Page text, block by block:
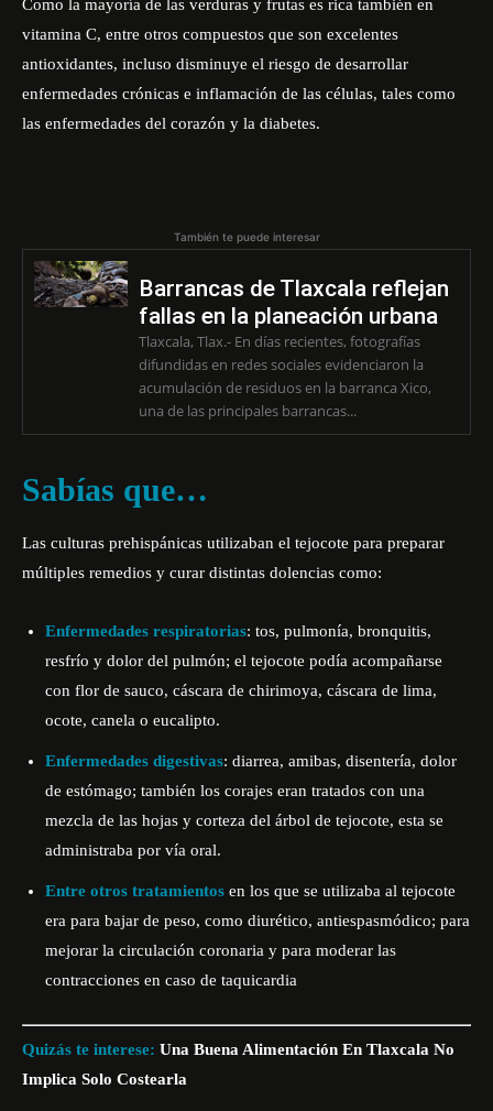
Como la mayoría de las verduras y frutas es rica también en
vitamina C, entre otros compuestos que son excelentes
antioxidantes, incluso disminuye el riesgo de desarrollar
enfermedades crónicas e inflamación de las células, tales como
las enfermedades del corazón y la diabetes.
También te puede interesar
Barrancas de Tlaxcala reflejan
fallas en la planeación urbana
Tlaxcala, Tlax.- En días recientes, fotografías
difundidas en redes sociales evidenciaron la
acumulación de residuos en la barranca Xico,
una de las principales barrancas...
Sabías que…
Las culturas prehispánicas utilizaban el tejocote para preparar
múltiples remedios y curar distintas dolencias como:
Enfermedades respiratorias: tos, pulmonía, bronquitis,
resfrío y dolor del pulmón; el tejocote podía acompañarse
con flor de sauco, cáscara de chirimoya, cáscara de lima,
ocote, canela o eucalipto.
Enfermedades digestivas: diarrea, amibas, disentería, dolor
de estómago; también los corajes eran tratados con una
mezcla de las hojas y corteza del árbol de tejocote, esta se
administraba por vía oral.
Entre otros tratamientos en los que se utilizaba al tejocote
era para bajar de peso, como diurético, antiespasmódico; para
mejorar la circulación coronaria y para moderar las
contracciones en caso de taquicardia
Quizás te interese: Una Buena Alimentación En Tlaxcala No
Implica Solo Costearla